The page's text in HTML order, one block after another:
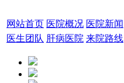
网站首页 医院概况 医院新闻
医生团队 肝病医院 来院路线